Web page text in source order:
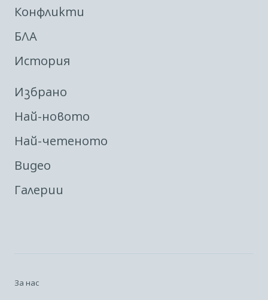
Конфликти
БЛА
История
Избрано
Най-новото
Най-четеното
Видео
Галерии
За нас